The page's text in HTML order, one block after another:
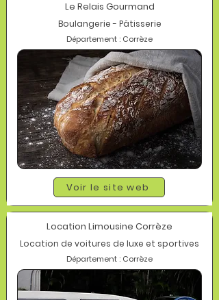
Le Relais Gourmand
Boulangerie - Pâtisserie
Département : Corrèze
Voir le site web
Location Limousine Corrèze
Location de voitures de luxe et sportives
Département : Corrèze